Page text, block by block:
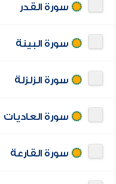
سورة القدر
سورة البينة
سورة الزلزلة
سورة العاديات
سورة القارعة